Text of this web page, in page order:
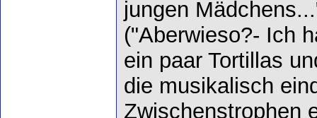
jungen
("Aberwieso?- Ich
ein paar Tortillas
die musikalisch
Zwischenstrophen